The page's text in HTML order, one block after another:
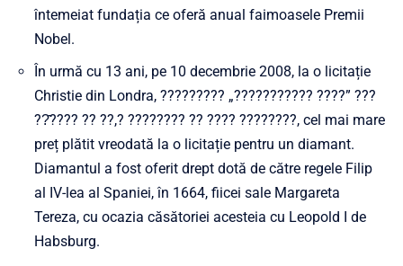
întemeiat fundația ce oferă anual faimoasele Premii
Nobel.
În urmă cu 13 ani, pe 10 decembrie 2008, la o licitație
Christie din Londra, ????????? „??????????? ????” ???
??̂???? ?? ??,? ???????? ?? ???? ????????, cel mai mare
preț plătit vreodată la o licitație pentru un diamant.
Diamantul a fost oferit drept dotă de către regele Filip
al IV-lea al Spaniei, în 1664, fiicei sale Margareta
Tereza, cu ocazia căsătoriei acesteia cu Leopold I de
Habsburg.